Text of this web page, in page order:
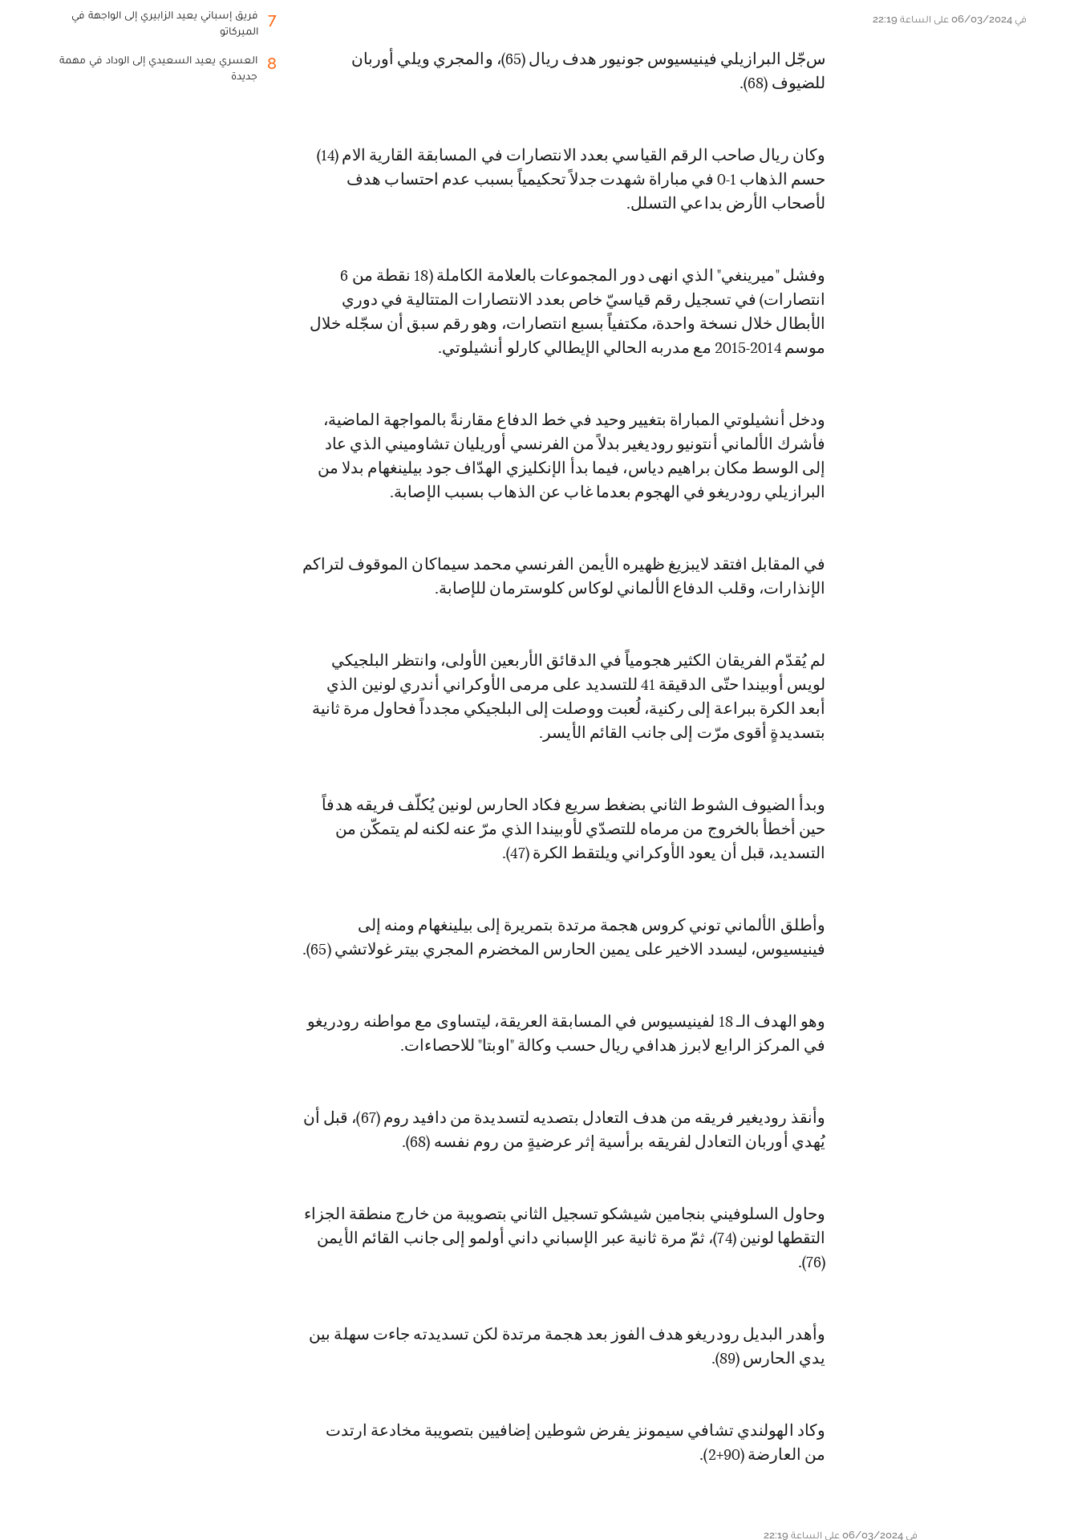
في 06/03/2024 على الساعة 22:19
سجّل البرازيلي فينيسيوس جونيور هدف ريال (65)، والمجري ويلي أوربان
للضيوف (68).
وكان ريال صاحب الرقم القياسي بعدد الانتصارات في المسابقة القارية الام (14)
حسم الذهاب 1-0 في مباراة شهدت جدلاً تحكيمياً بسبب عدم احتساب هدف
لأصحاب الأرض بداعي التسلل.
وفشل "ميرينغي" الذي انهى دور المجموعات بالعلامة الكاملة (18 نقطة من 6
انتصارات) في تسجيل رقم قياسيّ خاص بعدد الانتصارات المتتالية في دوري
الأبطال خلال نسخة واحدة، مكتفياً بسبع انتصارات، وهو رقم سبق أن سجّله خلال
موسم 2014-2015 مع مدربه الحالي الإيطالي كارلو أنشيلوتي.
ودخل أنشيلوتي المباراة بتغيير وحيد في خط الدفاع مقارنةً بالمواجهة الماضية،
فأشرك الألماني أنتونيو روديغير بدلاً من الفرنسي أوريليان تشاوميني الذي عاد
إلى الوسط مكان براهيم دياس، فيما بدأ الإنكليزي الهدّاف جود بيلينغهام بدلا من
البرازيلي رودريغو في الهجوم بعدما غاب عن الذهاب بسبب الإصابة.
في المقابل افتقد لايبزيغ ظهيره الأيمن الفرنسي محمد سيماكان الموقوف لتراكم
الإنذارات، وقلب الدفاع الألماني لوكاس كلوسترمان للإصابة.
لم يُقدّم الفريقان الكثير هجومياً في الدقائق الأربعين الأولى، وانتظر البلجيكي
لويس أوبيندا حتّى الدقيقة 41 للتسديد على مرمى الأوكراني أندري لونين الذي
أبعد الكرة ببراعة إلى ركنية، لُعبت ووصلت إلى البلجيكي مجدداً فحاول مرة ثانية
بتسديدةٍ أقوى مرّت إلى جانب القائم الأيسر.
وبدأ الضيوف الشوط الثاني بضغط سريع فكاد الحارس لونين يُكلّف فريقه هدفاً
حين أخطأ بالخروج من مرماه للتصدّي لأوبيندا الذي مرّ عنه لكنه لم يتمكّن من
التسديد، قبل أن يعود الأوكراني ويلتقط الكرة (47).
وأطلق الألماني توني كروس هجمة مرتدة بتمريرة إلى بيلينغهام ومنه إلى
فينيسيوس، ليسدد الاخير على يمين الحارس المخضرم المجري بيتر غولاتشي (65).
وهو الهدف الـ 18 لفينيسيوس في المسابقة العريقة، ليتساوى مع مواطنه رودريغو
في المركز الرابع لابرز هدافي ريال حسب وكالة "اوبتا" للاحصاءات.
وأنقذ روديغير فريقه من هدف التعادل بتصديه لتسديدة من دافيد روم (67)، قبل أن
يُهدي أوربان التعادل لفريقه برأسية إثر عرضيةٍ من روم نفسه (68).
وحاول السلوفيني بنجامين شيشكو تسجيل الثاني بتصويبة من خارج منطقة الجزاء
التقطها لونين (74)، ثمّ مرة ثانية عبر الإسباني داني أولمو إلى جانب القائم الأيمن
(76).
وأهدر البديل رودريغو هدف الفوز بعد هجمة مرتدة لكن تسديدته جاءت سهلة بين
يدي الحارس (89).
وكاد الهولندي تشافي سيمونز يفرض شوطين إضافيين بتصويبة مخادعة ارتدت
من العارضة (90+2).
في 06/03/2024 على الساعة 22:19
7
فريق إسباني يعيد الزابيري إلى الواجهة في
الميركاتو
8
العسري يعيد السعيدي إلى الوداد في مهمة
جديدة